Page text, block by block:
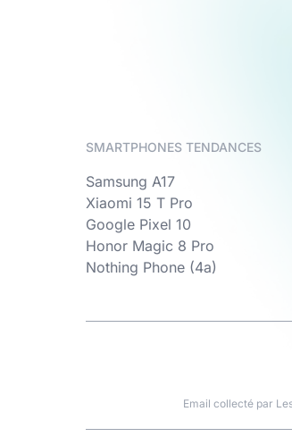
SMARTPHONES TENDANCES
Samsung A17
Xiaomi 15 T Pro
Google Pixel 10
Honor Magic 8 Pro
Nothing Phone (4a)
Email collecté par